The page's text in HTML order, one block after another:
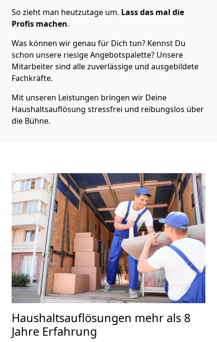
So zieht man heutzutage um. Lass das mal die
Profis machen.
Was können wir genau für Dich tun? Kennst Du
schon unsere riesige Angebotspalette? Unsere
Mitarbeiter sind alle zuverlässige und ausgebildete
Fachkräfte.
Mit unseren Leistungen bringen wir Deine
Haushaltsauflösung stressfrei und reibungslos über
die Bühne.
Haushaltsauflösungen mehr als 8
Jahre Erfahrung